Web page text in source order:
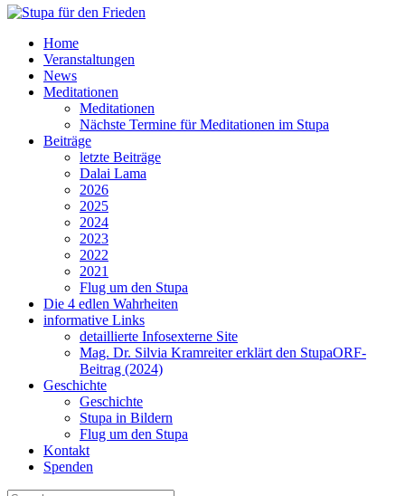
Home
Veranstaltungen
News
Meditationen
Meditationen
Nächste Termine für Meditationen im Stupa
Beiträge
letzte Beiträge
Dalai Lama
2026
2025
2024
2023
2022
2021
Flug um den Stupa
Die 4 edlen Wahrheiten
informative Links
detaillierte Infosexterne Site
Mag. Dr. Silvia Kramreiter erklärt den StupaORF-
Beitrag (2024)
Geschichte
Geschichte
Stupa in Bildern
Flug um den Stupa
Kontakt
Spenden